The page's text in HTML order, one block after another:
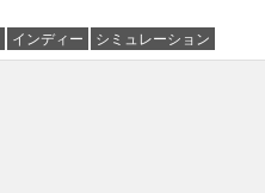
インディー シミュレーション